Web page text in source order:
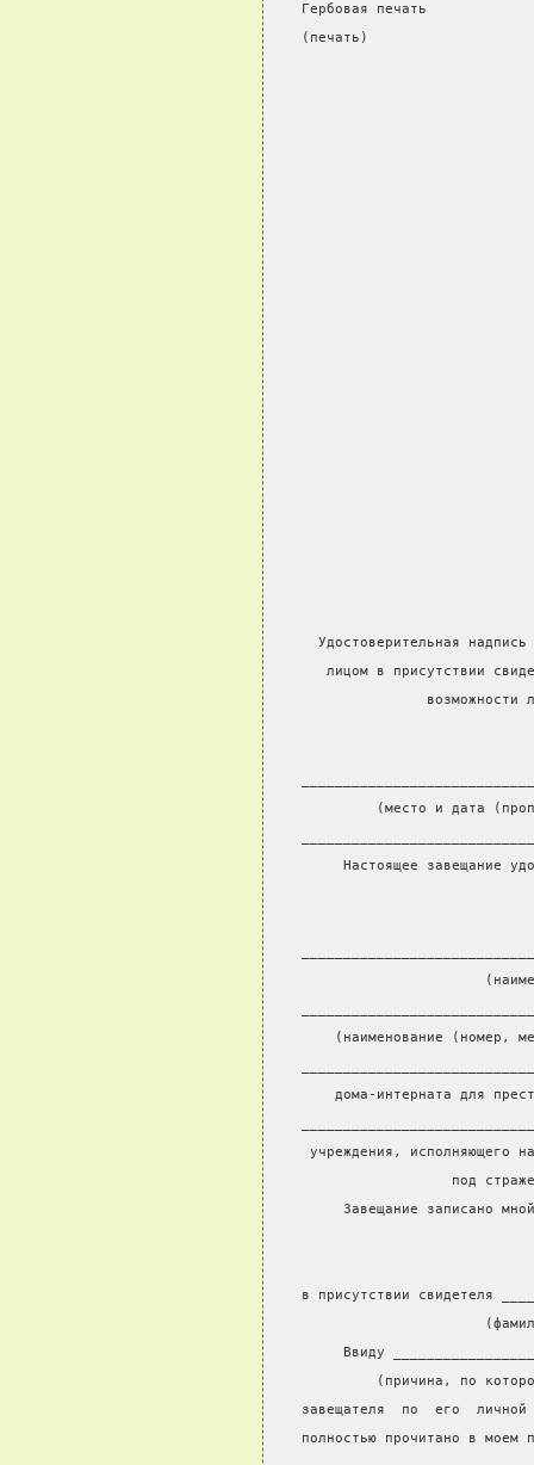
Гербовая печать
(печать)
Удостоверительная
лицом в присутствии
возможности
(место и дата
Настоящее завещание
(наименование (номер,
дома-интерната для
учреждения, исполняющего
под
Завещание записано
в присутствии свидетеля
Ввиду
(причина, по
завещателя  по  его
полностью прочитано в моем